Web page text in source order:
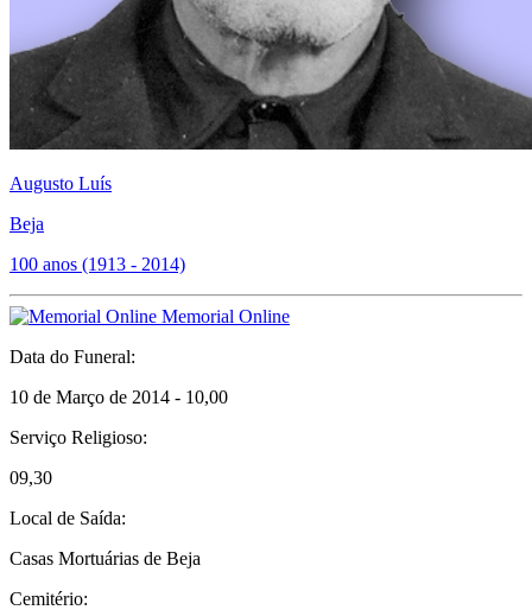
Augusto Luís
Beja
100 anos (1913 - 2014)
Memorial Online
Data do Funeral:
10 de Março de 2014 - 10,00
Serviço Religioso:
09,30
Local de Saída:
Casas Mortuárias de Beja
Cemitério: